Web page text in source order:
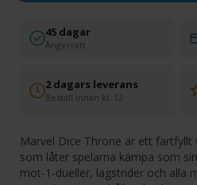
45 dagar
Ångerrätt
2 dagars leverans
Beställ innan kl. 12
Marvel Dice Throne är ett
som låter spelarna kämpa som
mot-1-dueller, lagstrider och alla